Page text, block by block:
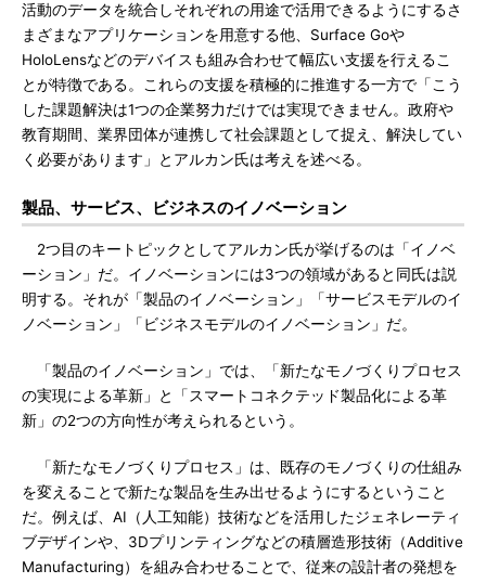
活動のデータを統合しそれぞれの用途で活用できるようにするさ
まざまなアプリケーションを用意する他、Surface Goや
HoloLensなどのデバイスも組み合わせて幅広い支援を行えるこ
とが特徴である。これらの支援を積極的に推進する一方で「こう
した課題解決は1つの企業努力だけでは実現できません。政府や
教育期間、業界団体が連携して社会課題として捉え、解決してい
く必要があります」とアルカン氏は考えを述べる。
製品、サービス、ビジネスのイノベーション
2つ目のキートピックとしてアルカン氏が挙げるのは「イノベ
ーション」だ。イノベーションには3つの領域があると同氏は説
明する。それが「製品のイノベーション」「サービスモデルのイ
ノベーション」「ビジネスモデルのイノベーション」だ。
「製品のイノベーション」では、「新たなモノづくりプロセス
の実現による革新」と「スマートコネクテッド製品化による革
新」の2つの方向性が考えられるという。
「新たなモノづくりプロセス」は、既存のモノづくりの仕組み
を変えることで新たな製品を生み出せるようにするということ
だ。例えば、AI（人工知能）技術などを活用したジェネレーティ
ブデザインや、3Dプリンティングなどの積層造形技術（Additive
Manufacturing）を組み合わせることで、従来の設計者の発想を